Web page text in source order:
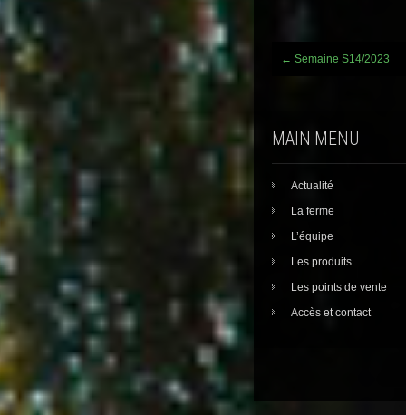
Post
← Semaine S14/2023
MAIN MENU
Actualité
La ferme
L’équipe
Les produits
Les points de vente
Accès et contact